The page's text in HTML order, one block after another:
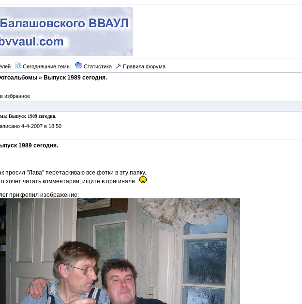
Сегодняшние темы Статистика Правила форума
» Выпуск 1989 сегодня.
избранное
Выпуск 1989 сегодня.
4-4-2007 в 18:50
1989 сегодня.
просил "Лава" перетаскиваю все фотки в эту папку.
хочет читать комментарии, ищите в оригинале...
прикрепил изображение: